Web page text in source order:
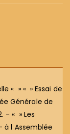
« » « » Essai de
Générale de
– « » Les
à l Assemblée